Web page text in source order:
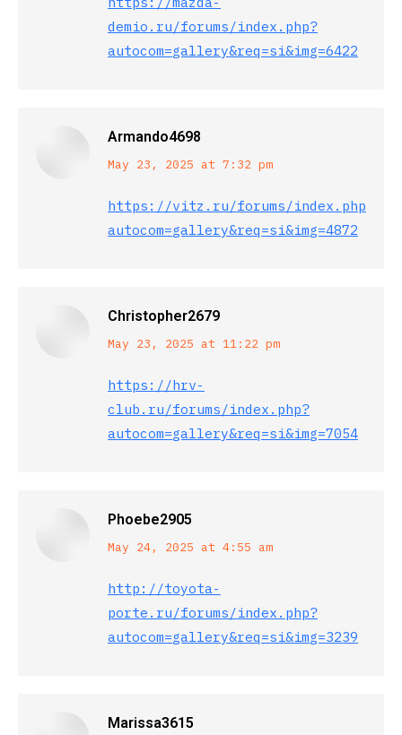
demio.ru/forums/index.php?
autocom=gallery&req=si&img=6422
Armando4698
says:
May 23, 2025 at 7:32 pm
https://vitz.ru/forums/index.php?
autocom=gallery&req=si&img=4872
Christopher2679
says:
May 23, 2025 at 11:22 pm
https://hrv-
club.ru/forums/index.php?
autocom=gallery&req=si&img=7054
Phoebe2905
says:
May 24, 2025 at 4:55 am
http://toyota-
porte.ru/forums/index.php?
autocom=gallery&req=si&img=3239
Marissa3615